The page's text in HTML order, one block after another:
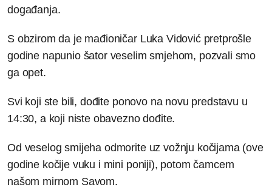
događanja.
S obzirom da je mađioničar Luka Vidović pretprošle
godine napunio šator veselim smjehom, pozvali smo
ga opet.
Svi koji ste bili, dođite ponovo na novu predstavu u
14:30, a koji niste obavezno dođite.
Od veselog smijeha odmorite uz vožnju kočijama (ove
godine kočije vuku i mini poniji), potom čamcem
našom mirnom Savom.